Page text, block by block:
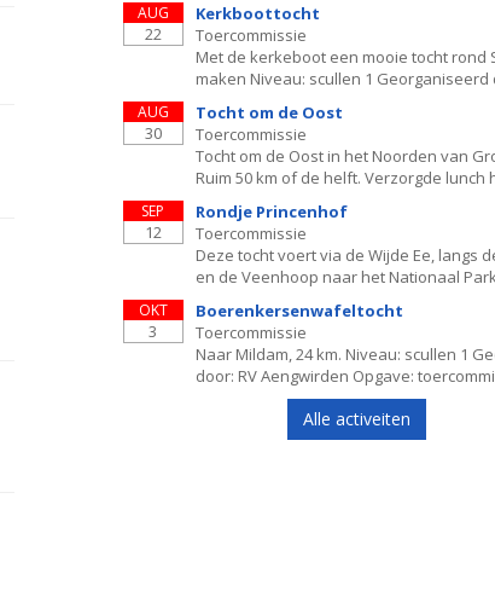
AUG
22
Kerkboottocht
Toercommissie
Met de kerkeboot een mooie tocht rond
maken Niveau: scullen 1 Georganiseerd
AUG
30
Tocht om de Oost
Toercommissie
Tocht om de Oost in het Noorden van
Ruim 50 km of de helft. Verzorgde lunch
SEP
12
Rondje Princenhof
Toercommissie
Deze tocht voert via de Wijde Ee, langs
en de Veenhoop naar het Nationaal Park
OKT
3
Boerenkersenwafeltocht
Toercommissie
Naar Mildam, 24 km. Niveau: scullen 1
door: RV Aengwirden Opgave:
Alle activeiten